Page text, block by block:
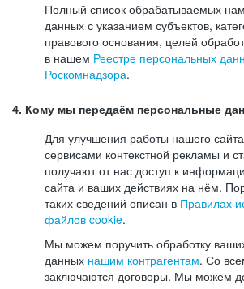
Полный список обрабатываемых
данных с указанием субъектов,
правового основания, целей
в нашем Реестре персональных
Роскомнадзора.
4. Кому мы передаём персональные
Для улучшения работы нашего
сервисами контекстной рекламы и
получают от нас доступ к
сайта и ваших действиях на нём.
таких сведений описан в Правилах
файлов cookie.
Мы можем поручить обработку
данных нашим контрагентам. Со
заключаются договоры. Мы можем